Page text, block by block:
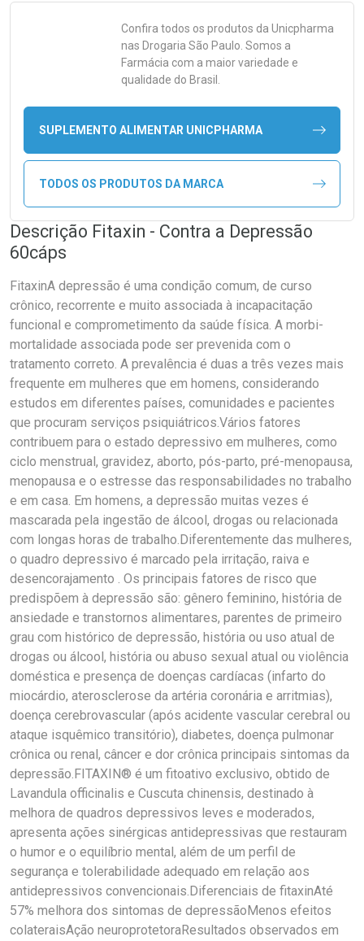
Confira todos os produtos da Unicpharma
nas Drogaria São Paulo. Somos a
Farmácia com a maior variedade e
qualidade do Brasil.
SUPLEMENTO ALIMENTAR UNICPHARMA
TODOS OS PRODUTOS DA MARCA
Descrição Fitaxin - Contra a Depressão
60cáps
FitaxinA depressão é uma condição comum, de curso
crônico, recorrente e muito associada à incapacitação
funcional e comprometimento da saúde física. A morbi-
mortalidade associada pode ser prevenida com o
tratamento correto. A prevalência é duas a três vezes mais
frequente em mulheres que em homens, considerando
estudos em diferentes países, comunidades e pacientes
que procuram serviços psiquiátricos.Vários fatores
contribuem para o estado depressivo em mulheres, como
ciclo menstrual, gravidez, aborto, pós-parto, pré-menopausa,
menopausa e o estresse das responsabilidades no trabalho
e em casa. Em homens, a depressão muitas vezes é
mascarada pela ingestão de álcool, drogas ou relacionada
com longas horas de trabalho.Diferentemente das mulheres,
o quadro depressivo é marcado pela irritação, raiva e
desencorajamento . Os principais fatores de risco que
predispõem à depressão são: gênero feminino, história de
ansiedade e transtornos alimentares, parentes de primeiro
grau com histórico de depressão, história ou uso atual de
drogas ou álcool, história ou abuso sexual atual ou violência
doméstica e presença de doenças cardíacas (infarto do
miocárdio, aterosclerose da artéria coronária e arritmias),
doença cerebrovascular (após acidente vascular cerebral ou
ataque isquêmico transitório), diabetes, doença pulmonar
crônica ou renal, câncer e dor crônica principais sintomas da
depressão.FITAXIN® é um fitoativo exclusivo, obtido de
Lavandula officinalis e Cuscuta chinensis, destinado à
melhora de quadros depressivos leves e moderados,
apresenta ações sinérgicas antidepressivas que restauram
o humor e o equilíbrio mental, além de um perfil de
segurança e tolerabilidade adequado em relação aos
antidepressivos convencionais.Diferenciais de fitaxinAté
57% melhora dos sintomas de depressãoMenos efeitos
colateraisAção neuroprotetoraResultados observados em